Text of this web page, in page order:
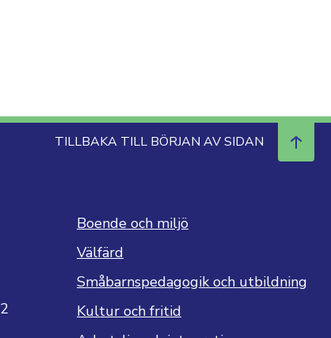
TILLBAKA TILL BÖRJAN AV SIDAN
Boende och miljö
Välfärd
Småbarnspedagogik och utbildning
Kultur och fritid